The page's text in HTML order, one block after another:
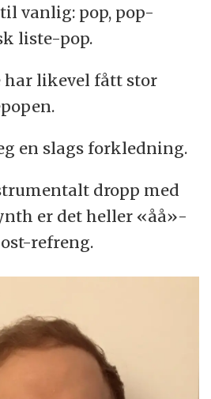
vanlig: pop, pop-
liste-pop.
har likevel fått stor
en slags forkledning.
dropp med
er det heller «åå»-
refreng.